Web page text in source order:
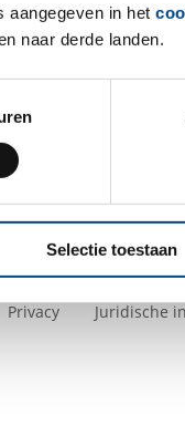
aangegeven in het
naar derde landen.
Selectie toestaan
to get to
Whether
a look at
Privacy Juridische